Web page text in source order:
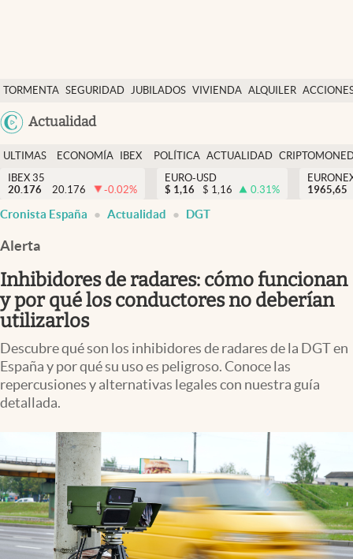
TORMENTA SEGURIDAD JUBILADOS VIVIENDA ALQUILER
USA
Actualidad
Economía y finanzas
Política
Actualidad
Criptomonedas
España
ULTIMAS
NOTICIAS
ECONOMÍA
FINANZAS
IBEX
EURO
POLÍTICA ACTUALIDAD
IBEX 35
20.176
20.176 -0.02%
EURO-USD
$ 1,16 $ 1,16 0.31%
1965,65
Cronista España Actualidad DGT
Alerta
Inhibidores de radares: cómo funcionan
y por qué los conductores no deberían
utilizarlos
Descubre qué son los inhibidores de radares de la DGT en
España y por qué su uso es peligroso. Conoce las
repercusiones y alternativas legales con nuestra guía
detallada.